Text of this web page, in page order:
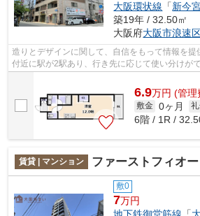
大阪環状線 「新今
築19年 / 32.50㎡
大阪府大阪市浪速
造りとデザインに関して、自信をもって情報を提
付近に駅が2駅あり、行き先に応じて使い分けが
6.9万円 (管理
敷金 0ヶ月
6階 / 1R /
賃貸 | マンション ファーストフィオーレ
敷0
7万円